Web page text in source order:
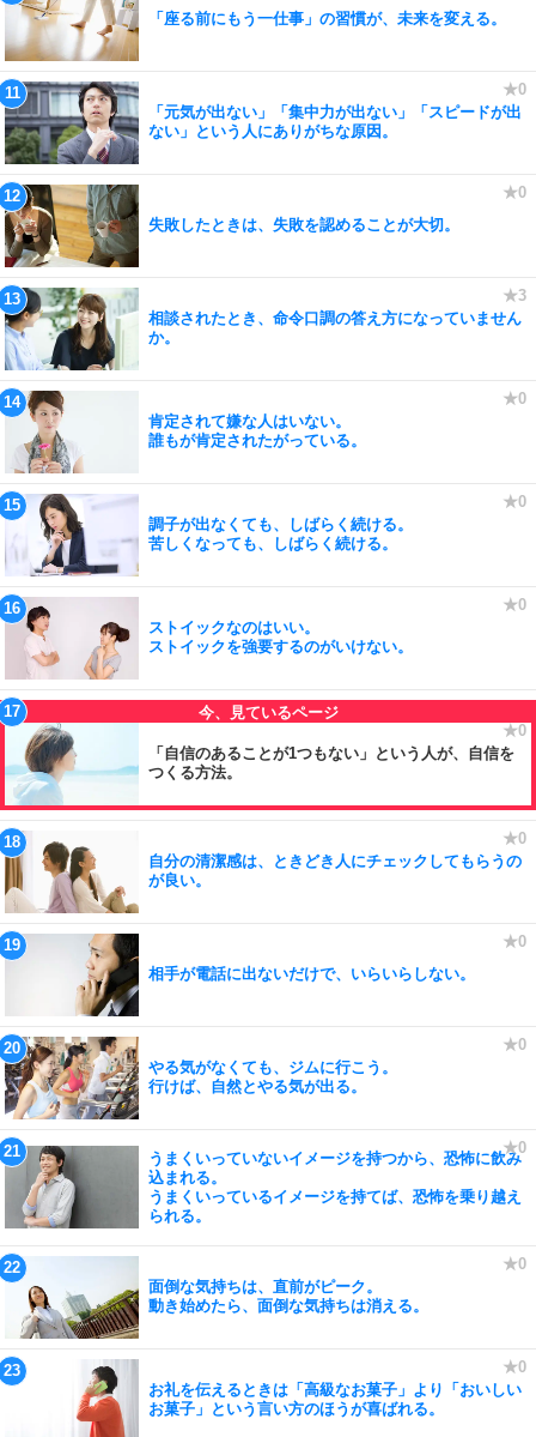
「座る前にもう一仕事」の習慣が、未来を変える。
「元気が出ない」「集中力が出ない」「スピードが出
ない」という人にありがちな原因。
失敗したときは、失敗を認めることが大切。
相談されたとき、命令口調の答え方になっていません
か。
肯定されて嫌な人はいない。
誰もが肯定されたがっている。
調子が出なくても、しばらく続ける。
苦しくなっても、しばらく続ける。
ストイックなのはいい。
ストイックを強要するのがいけない。
「自信のあることが1つもない」という人が、自信を
つくる方法。
自分の清潔感は、ときどき人にチェックしてもらうの
が良い。
相手が電話に出ないだけで、いらいらしない。
やる気がなくても、ジムに行こう。
行けば、自然とやる気が出る。
うまくいっていないイメージを持つから、恐怖に飲み
込まれる。
うまくいっているイメージを持てば、恐怖を乗り越え
られる。
面倒な気持ちは、直前がピーク。
動き始めたら、面倒な気持ちは消える。
お礼を伝えるときは「高級なお菓子」より「おいしい
お菓子」という言い方のほうが喜ばれる。